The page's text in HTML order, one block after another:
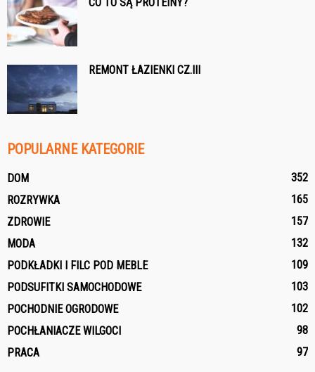
REMONT ŁAZIENKI CZ.III
POPULARNE KATEGORIE
DOM
352
ROZRYWKA
165
ZDROWIE
157
MODA
132
PODKŁADKI I FILC POD MEBLE
109
PODSUFITKI SAMOCHODOWE
103
POCHODNIE OGRODOWE
102
POCHŁANIACZE WILGOCI
98
PRACA
97